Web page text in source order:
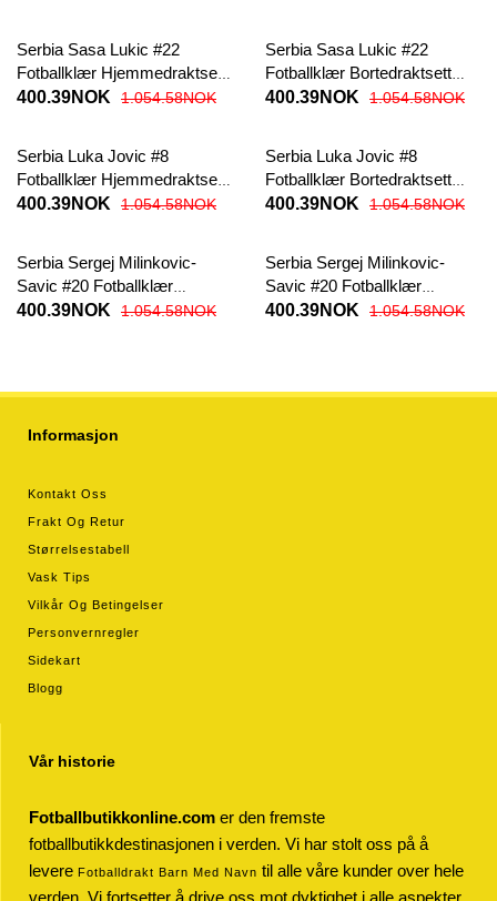
Serbia Sasa Lukic #22
Fotballklær Hjemmedraktsett
Barn EM 2024 Kortermet (+
400.39NOK 1.054.58NOK
Serbia Sasa Lukic #22
Fotballklær Bortedraktsett
Barn EM 2024 Kortermet (+
400.39NOK 1.054.58NOK
Serbia Luka Jovic #8
Fotballklær Hjemmedraktsett
Barn EM 2024 Kortermet (+
400.39NOK 1.054.58NOK
Serbia Luka Jovic #8
Fotballklær Bortedraktsett
Barn EM 2024 Kortermet (+
400.39NOK 1.054.58NOK
Serbia Sergej Milinkovic-
Savic #20 Fotballklær
Hjemmedraktsett Barn EM
400.39NOK 1.054.58NOK
Serbia Sergej Milinkovic-
Savic #20 Fotballklær
Bortedraktsett Barn EM 2024
400.39NOK 1.054.58NOK
Informasjon
Kontakt Oss
Frakt Og Retur
Størrelsestabell
Vask Tips
Vilkår Og Betingelser
Personvernregler
Sidekart
Blogg
Vår historie
Fotballbutikkonline.com er den fremste
fotballbutikkdestinasjonen i verden. Vi har stolt oss på å
levere Fotballdrakt Barn Med Navn til alle våre kunder over hele
verden. Vi fortsetter å drive oss mot dyktighet i alle aspekter